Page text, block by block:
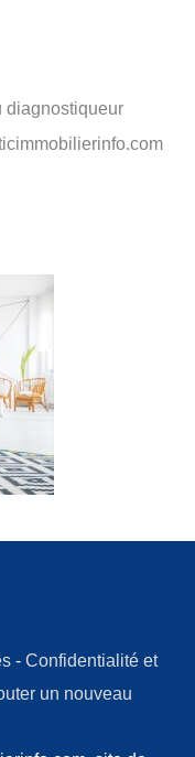
diagnostiqueur
- Confidentialité et
un nouveau